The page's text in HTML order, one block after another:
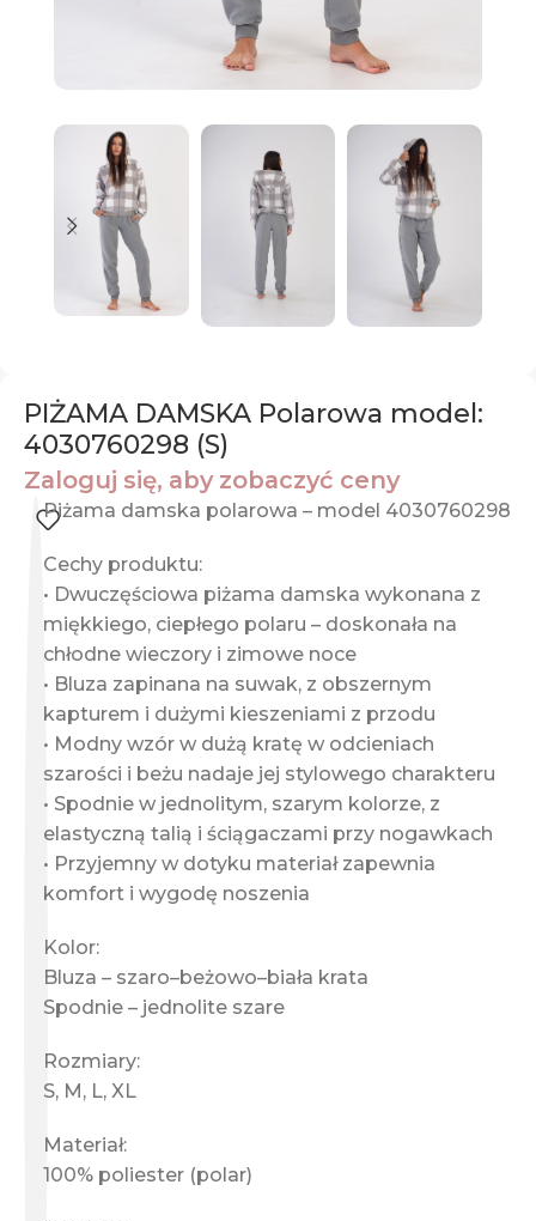
PIŻAMA DAMSKA Polarowa model:
4030760298 (S)
Zaloguj się, aby zobaczyć ceny
Piżama damska polarowa – model 4030760298
Cechy produktu:
• Dwuczęściowa piżama damska wykonana z
miękkiego, ciepłego polaru – doskonała na
chłodne wieczory i zimowe noce
• Bluza zapinana na suwak, z obszernym
kapturem i dużymi kieszeniami z przodu
• Modny wzór w dużą kratę w odcieniach
szarości i beżu nadaje jej stylowego charakteru
• Spodnie w jednolitym, szarym kolorze, z
elastyczną talią i ściągaczami przy nogawkach
• Przyjemny w dotyku materiał zapewnia
komfort i wygodę noszenia
Kolor:
Bluza – szaro–beżowo–biała krata
Spodnie – jednolite szare
Rozmiary:
S, M, L, XL
Materiał:
100% poliester (polar)